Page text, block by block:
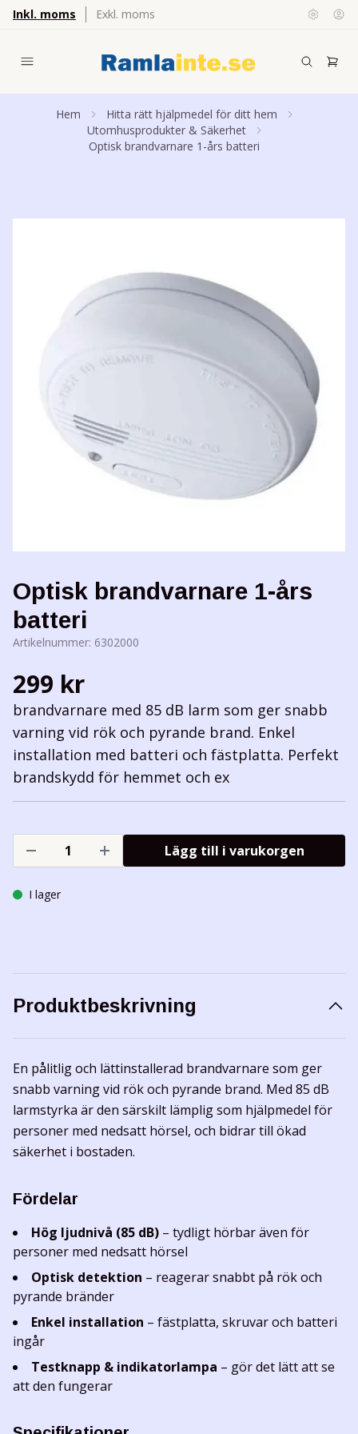
Inkl. moms Exkl. moms
Hem
Hitta rätt hjälpmedel för ditt hem
Utomhusprodukter & Säkerhet
Optisk brandvarnare 1-års batteri
Optisk brandvarnare 1-års
batteri
Artikelnummer: 6302000
299 kr
brandvarnare med 85 dB larm som ger snabb
varning vid rök och pyrande brand. Enkel
installation med batteri och fästplatta. Perfekt
brandskydd för hemmet och ex
Lägg till i varukorgen
I lager
Produktbeskrivning
En pålitlig och lättinstallerad brandvarnare som ger
snabb varning vid rök och pyrande brand. Med 85 dB
larmstyrka är den särskilt lämplig som hjälpmedel för
personer med nedsatt hörsel, och bidrar till ökad
säkerhet i bostaden.
Fördelar
Hög ljudnivå (85 dB) – tydligt hörbar även för
personer med nedsatt hörsel
Optisk detektion – reagerar snabbt på rök och
pyrande bränder
Enkel installation – fästplatta, skruvar och batteri
ingår
Testknapp & indikatorlampa – gör det lätt att se
att den fungerar